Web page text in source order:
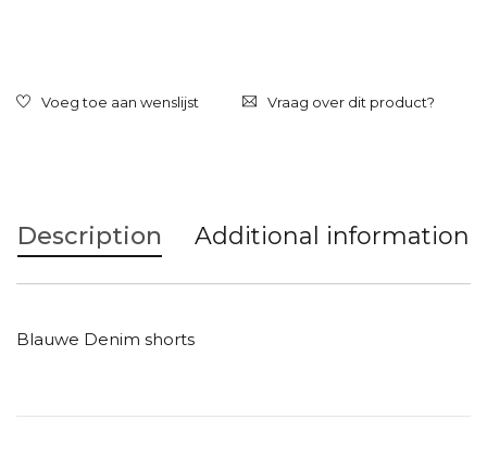
Vraag over dit product?
Description Additional information
Blauwe Denim shorts